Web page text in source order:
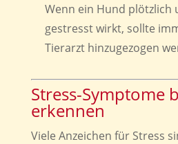
Wenn ein Hund plötzlich
gestresst wirkt, sollte
Tierarzt hinzugezogen
Stress-Symptome
erkennen
Viele Anzeichen für Stress